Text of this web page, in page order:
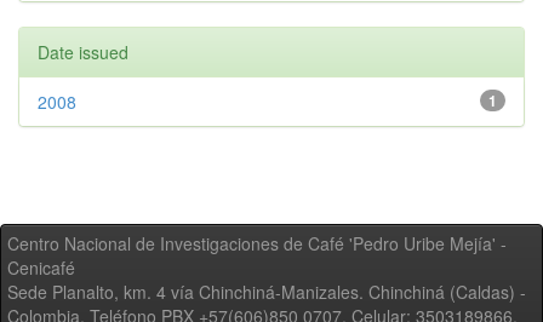
Date issued
1
2008
Centro Nacional de Investigaciones de Café 'Pedro Uribe Mejía' -
Cenicafé
Sede Planalto, km. 4 vía Chinchiná-Manizales. Chinchiná (Caldas) -
Colombia, Teléfono PBX +57(606)850 0707, Celular: 3503189866,